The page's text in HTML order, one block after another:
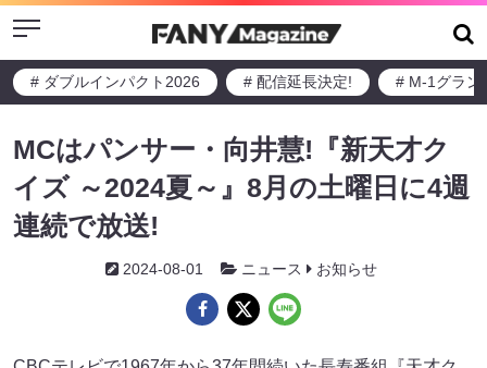
Menu
# ダブルインパクト2026 # 配信延長決定! # M-1グラン
MCはパンサー・向井慧!『新天才ク
イズ ～2024夏～』8月の土曜日に4週
連続で放送!
2024-08-01 ニュース お知らせ